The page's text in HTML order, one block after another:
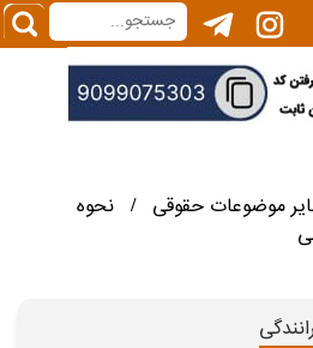
موضوعات حقوقی /
نحوه